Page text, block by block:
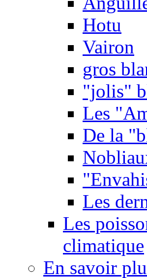
Hotu
Vairon
gros
"jolis"
Les
De la
Les
Les
climatique
En savoir